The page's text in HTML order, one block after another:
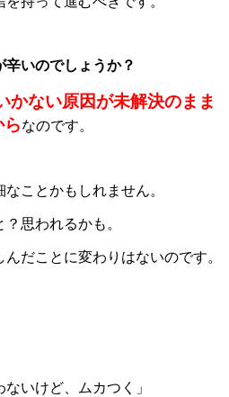
いのでしょうか？
かない原因が未解決のまま
なのです。
ことかもしれません。
思われるかも。
だことに変わりはないのです。
ないけど、ムカつく」